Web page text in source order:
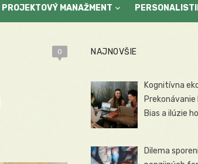
PROJEKTOVÝ MANAŽMENT
0 NAJNOVŠIE
Kognitívna
Bias a ilúzie
Dilema